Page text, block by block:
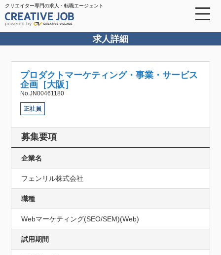
クリエイター専門の求人・転職エージェント
powered by
求人詳細
プロダクトマーケティング・事業・サービス
企画［大阪］
No.JN00461180
正社員
募集要項
企業名
フェンリル株式会社
職種
Webマーケティング(SEO/SEM)(Web)
試用期間